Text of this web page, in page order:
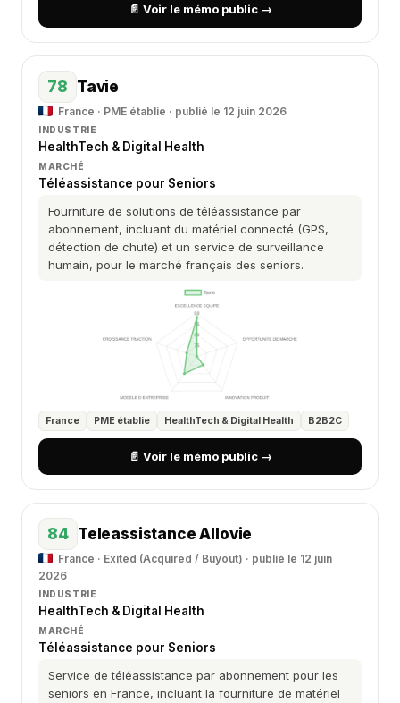
📄 Voir le mémo public →
78 Tavie
France · PME établie · publié le 12 juin 2026
INDUSTRIE
HealthTech & Digital Health
MARCHÉ
Téléassistance pour Seniors
Fourniture de solutions de téléassistance par
abonnement, incluant du matériel connecté (GPS,
détection de chute) et un service de surveillance
humain, pour le marché français des seniors.
France PME établie HealthTech & Digital Health B2B2C
📄 Voir le mémo public →
84 Teleassistance Allovie
France · Exited (Acquired / Buyout) · publié le 12 juin
2026
INDUSTRIE
HealthTech & Digital Health
MARCHÉ
Téléassistance pour Seniors
Service de téléassistance par abonnement pour les
seniors en France, incluant la fourniture de matériel